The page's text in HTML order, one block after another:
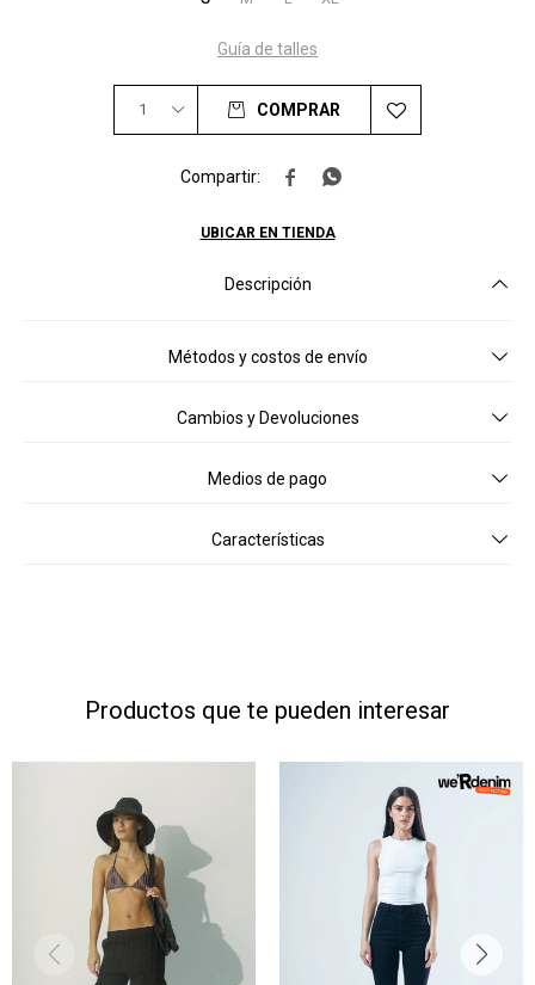
Guía de talles
1 COMPRAR
 
UBICAR EN TIENDA
Descripción
Métodos y costos de envío
Cambios y Devoluciones
Medios de pago
Características
Productos que te pueden interesar